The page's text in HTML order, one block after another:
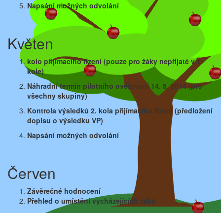
Napsání možných odvolání
Květen
kolo přijímacího řízení (pouze pro žáky nepřijaté v 1.
kole)
Náhradní termín pilotního ověřování 14. 5. 2014 (pro
všechny skupiny)
Kontrola výsledků 2. kola přijímacího řízení(předložení
dopisu o výsledku VP)
Napsání možných odvolání
Červen
Závěrečné hodnocení
Přehled o umístění vycházejících žáků